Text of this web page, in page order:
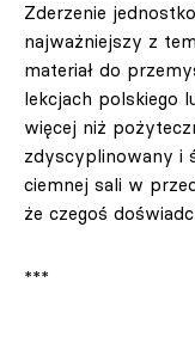
Zderzenie
najważniejszy z
materiał do
lekcjach polskiego
więcej niż
zdyscyplinowany i
ciemnej sali w
że czegoś
***